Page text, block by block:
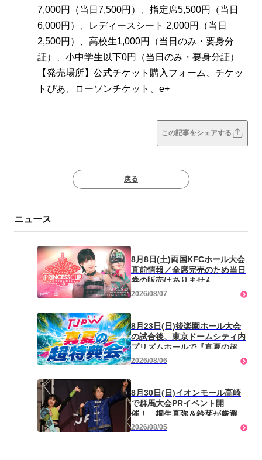
7,000円（当日7,500円）、指定席5,500円（当日
6,000円）、レディースシート 2,000円（当日
2,500円）、高校生1,000円（当日のみ・要身分
証）、小中学生以下0円（当日のみ・要身分証）
【発売場所】公式チケット購入フォーム、チケッ
トぴあ、ローソンチケット、e+
この記事をシェアする
戻る
ニュース
8月8日(土)両国KFCホール大会
直前情報／全席完売のため当日
券の販売はありません。
WRESTLE UNIVERSE＆
YouTubeでも全試合を無料生配
信が決定！
2026/08/07
8月23日(日)後楽園ホール大会
の試合後、東京ドームシティ内
プリズムホールで『真夏の超特
典会』開催！ 後楽園ホールか
2026/08/06
8月30日(日)イオンモール高崎
で群馬大会PRイベント開
催！ 桐生真弥＆鈴芽が厳選試
合を見ながらスペシャルトー
2026/08/05